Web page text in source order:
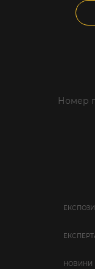
Номер
НОВИНИ